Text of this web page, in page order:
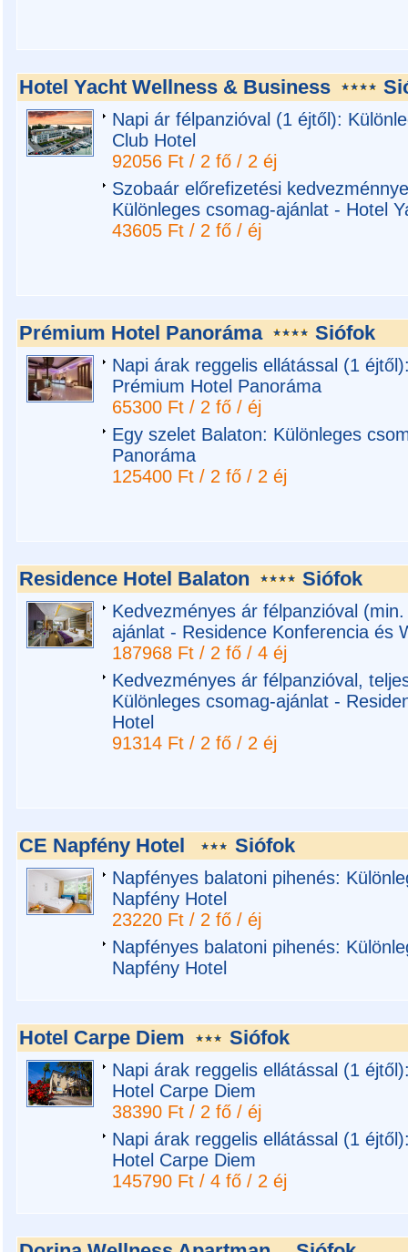
Hotel Yacht Wellness & Business
Napi ár félpanzióval (1 éjtől):
Club Hotel
92056 Ft / 2 fő / 2 éj
Szobaár előrefizetési
Különleges csomag-ajánlat - Hotel
43605 Ft / 2 fő / éj
Prémium Hotel Panoráma Siófok
Napi árak reggelis ellátással (1
Prémium Hotel Panoráma
65300 Ft / 2 fő / éj
Egy szelet Balaton: Különleges
Panoráma
125400 Ft / 2 fő / 2 éj
Residence Hotel Balaton Siófok
Kedvezményes ár félpanzióval
ajánlat - Residence Konferencia és
187968 Ft / 2 fő / 4 éj
Kedvezményes ár félpanzióval,
Különleges csomag-ajánlat -
Hotel
91314 Ft / 2 fő / 2 éj
CE Napfény Hotel Siófok
Napfényes balatoni pihenés:
Napfény Hotel
23220 Ft / 2 fő / éj
Napfényes balatoni pihenés:
Napfény Hotel
Hotel Carpe Diem Siófok
Napi árak reggelis ellátással (1
Hotel Carpe Diem
38390 Ft / 2 fő / éj
Napi árak reggelis ellátással (1
Hotel Carpe Diem
145790 Ft / 4 fő / 2 éj